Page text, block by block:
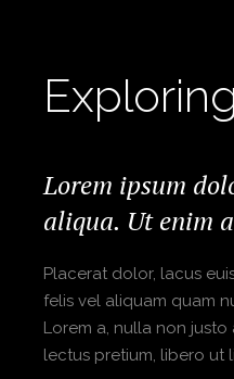
Lorem ipsum
aliqua. Ut enim
Placerat dolor, lacus
felis vel aliquam quam
Lorem a, nulla non
lectus pretium, libero ut